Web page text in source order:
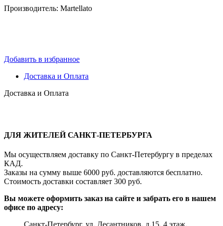
Производитель: Martellato
Добавить в избранное
Доставка и Оплата
Доставка и Оплата
ДЛЯ ЖИТЕЛЕЙ САНКТ-ПЕТЕРБУРГА
Мы осуществляем доставку по Санкт-Петербургу в пределах
КАД.
Заказы на сумму выше 6000 руб. доставляются бесплатно.
Стоимость доставки составляет 300 руб.
Вы можете оформить заказ на сайте и забрать его в нашем
офисе по адресу: